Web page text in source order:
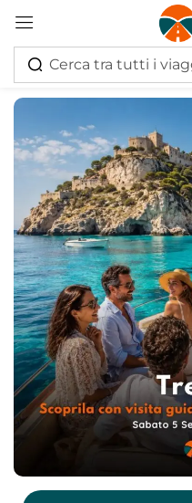
Ricordati di me
Creare